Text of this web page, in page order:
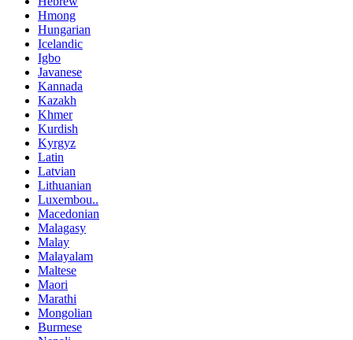
Hmong
Hungarian
Icelandic
Igbo
Javanese
Kannada
Kazakh
Khmer
Kurdish
Kyrgyz
Latin
Latvian
Lithuanian
Luxembou..
Macedonian
Malagasy
Malay
Malayalam
Maltese
Maori
Marathi
Mongolian
Burmese